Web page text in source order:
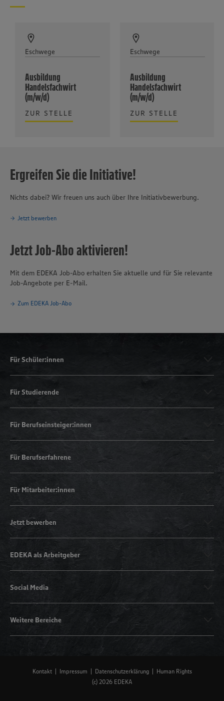
Eschwege
Ausbildung
Handelsfachwirt
(m/w/d)
ZUR STELLE
Eschwege
Ausbildung
Handelsfachwirt
(m/w/d)
ZUR STELLE
Ergreifen Sie die Initiative!
Nichts dabei? Wir freuen uns auch über Ihre Initiativbewerbung.
Jetzt bewerben
Jetzt Job-Abo aktivieren!
Mit dem EDEKA Job-Abo erhalten Sie aktuelle und für Sie relevante
Job-Angebote per E-Mail.
Zum EDEKA Job-Abo
Für Schüler:innen
Für Studierende
Für Berufseinsteiger:innen
Für Berufserfahrene
Für Mitarbeiter:innen
Jetzt bewerben
EDEKA als Arbeitgeber
Social Media
Weitere Bereiche
Kontakt Impressum Datenschutzerklärung
Human Rights
(c) 2026 EDEKA